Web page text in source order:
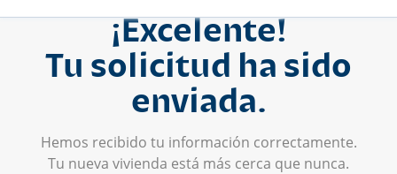
¡Excelente!
Tu solicitud ha sido
enviada.
Hemos recibido tu información correctamente.
Tu nueva vivienda está más cerca que nunca.